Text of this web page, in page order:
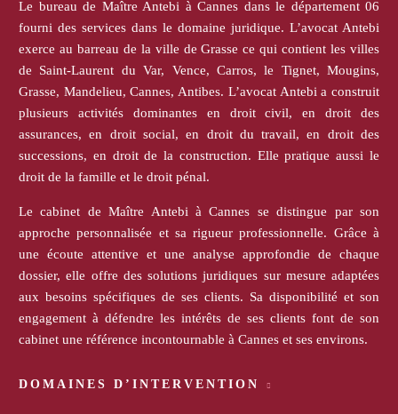
Le bureau de Maître Antebi à Cannes dans le département 06
fourni des services dans le domaine juridique. L’avocat Antebi
exerce au barreau de la ville de Grasse ce qui contient les villes
de Saint-Laurent du Var, Vence, Carros, le Tignet, Mougins,
Grasse, Mandelieu, Cannes, Antibes. L’avocat Antebi a construit
plusieurs activités dominantes en droit civil, en droit des
assurances, en droit social, en droit du travail, en droit des
successions, en droit de la construction. Elle pratique aussi le
droit de la famille et le droit pénal.
Le cabinet de Maître Antebi à Cannes se distingue par son
approche personnalisée et sa rigueur professionnelle. Grâce à
une écoute attentive et une analyse approfondie de chaque
dossier, elle offre des solutions juridiques sur mesure adaptées
aux besoins spécifiques de ses clients. Sa disponibilité et son
engagement à défendre les intérêts de ses clients font de son
cabinet une référence incontournable à Cannes et ses environs.
DOMAINES D’INTERVENTION